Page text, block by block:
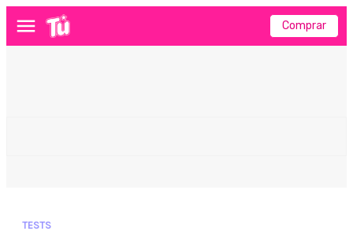
Menú Comprar
TESTS